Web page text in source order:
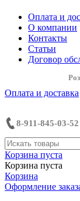
Оплата и
О компании
Контакты
Статьи
Договор
Оплата и доставка
8-911-845-03-52
Корзина пуста
Корзина пуста
Корзина
Оформление